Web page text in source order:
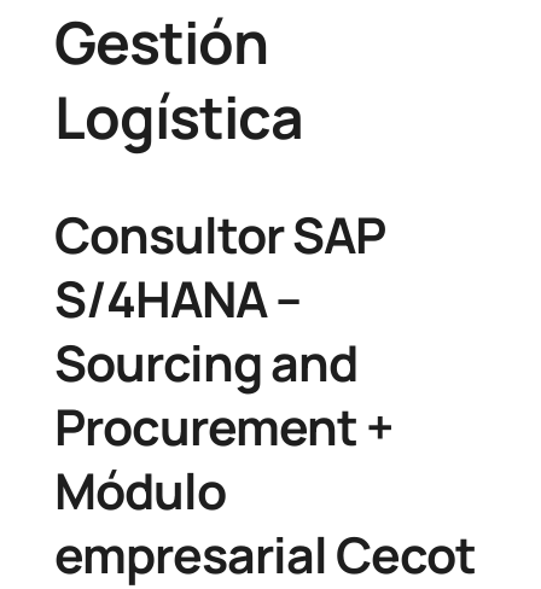
Gestión
Logística
Consultor SAP
S/4HANA –
Sourcing and
Procurement +
Módulo
empresarial Cecot